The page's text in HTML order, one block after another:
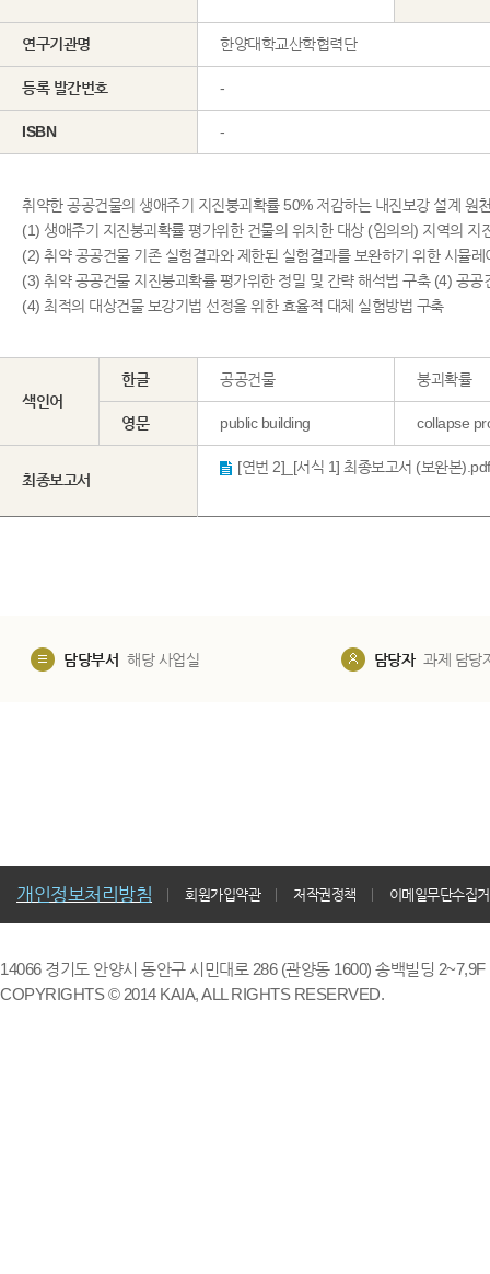
연구기관명 한양대학교산학협력단
등록 발간번호 -
ISBN -
취약한 공공건물의 생애주기 지진붕괴확률 50% 저감하는 내진보강 설계 원
(1) 생애주기 지진붕괴확률 평가위한 건물의 위치한 대상 (임의의) 지역의
(2) 취약 공공건물 기존 실험결과와 제한된 실험결과를 보완하기 위한 시뮬
(3) 취약 공공건물 지진붕괴확률 평가위한 정밀 및 간략 해석법 구축 (4) 공
(4) 최적의 대상건물 보강기법 선정을 위한 효율적 대체 실험방법 구축
색인어
한글 공공건물 붕괴확률
영문 public building collapse
최종보고서
담당부서 해당 사업실 담당자 과제 담당
개인정보처리방침 회원가입약관 저작권정책 이메일무단수집
14066 경기도 안양시 동안구 시민대로 286 (관양동 1600) 송백빌딩
COPYRIGHTS © 2014 KAIA, ALL RIGHTS RESERVED.